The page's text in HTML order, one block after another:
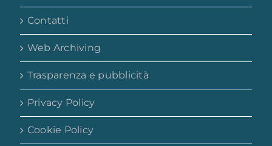
Contatti
Web Archiving
Trasparenza e pubblicità
Privacy Policy
Cookie Policy